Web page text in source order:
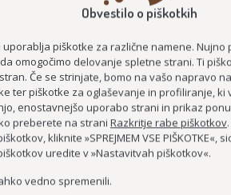
MANAGEMENT SLOVENIJA
Obvestilo o piškotkih
piškotke za različne namene. Nujno
omogočimo delovanje spletne strani. Ti
Če se strinjate, bomo na vašo napravo
ter piškotke za oglaševanje in profiliranje, ki
enostavnejšo uporabo strani in prikaz
preberete na strani Razkritje rabe piškotkov
kliknite »SPREJMEM VSE PIŠKOTKE«,
uredite v »Nastavitvah piškotkov«.
vedno spremenili.